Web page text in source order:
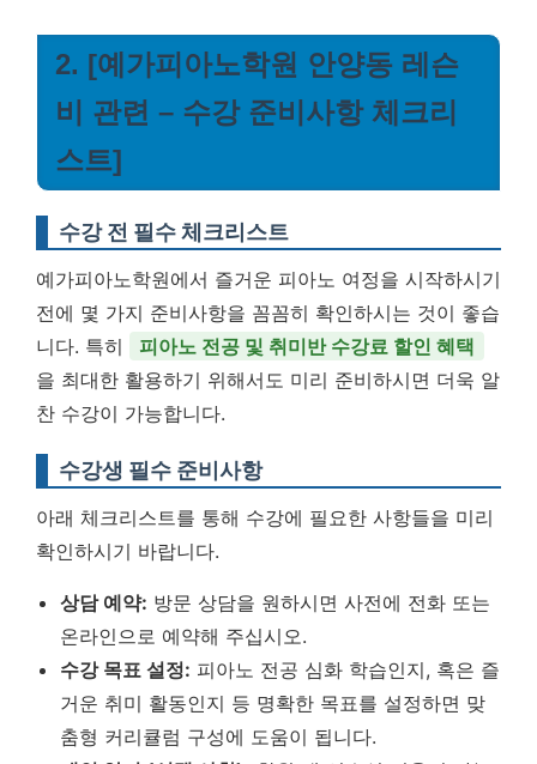
2. [예가피아노학원 안양동 레슨
비 관련 – 수강 준비사항 체크리
스트]
수강 전 필수 체크리스트
예가피아노학원에서 즐거운 피아노 여정을 시작하시기
전에 몇 가지 준비사항을 꼼꼼히 확인하시는 것이 좋습
니다. 특히
피아노 전공 및 취미반 수강료 할인 혜택
을 최대한 활용하기 위해서도 미리 준비하시면 더욱 알
찬 수강이 가능합니다.
수강생 필수 준비사항
아래 체크리스트를 통해 수강에 필요한 사항들을 미리
확인하시기 바랍니다.
상담 예약: 방문 상담을 원하시면 사전에 전화 또는
온라인으로 예약해 주십시오.
수강 목표 설정: 피아노 전공 심화 학습인지, 혹은 즐
거운 취미 활동인지 등 명확한 목표를 설정하면 맞
춤형 커리큘럼 구성에 도움이 됩니다.